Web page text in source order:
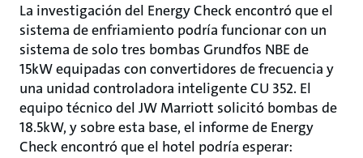
La investigación del Energy Check encontró que el
sistema de enfriamiento podría funcionar con un
sistema de solo tres bombas Grundfos NBE de
15kW equipadas con convertidores de frecuencia y
una unidad controladora inteligente CU 352. El
equipo técnico del JW Marriott solicitó bombas de
18.5kW, y sobre esta base, el informe de Energy
Check encontró que el hotel podría esperar: